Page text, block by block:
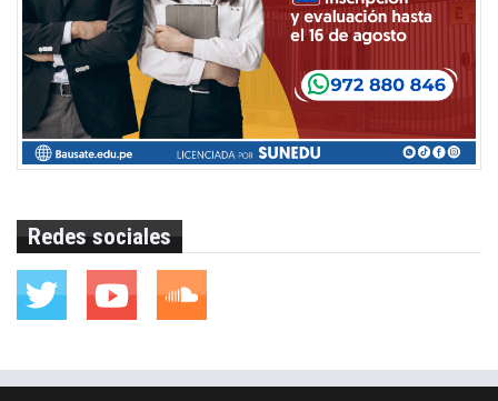
Redes sociales